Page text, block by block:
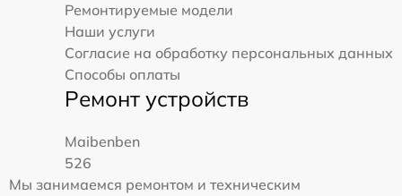
Ремонтируемые модели
Наши услуги
Согласие на обработку персональных данных
Способы оплаты
Ремонт устройств
Maibenben
526
Мы занимаемся ремонтом и техническим